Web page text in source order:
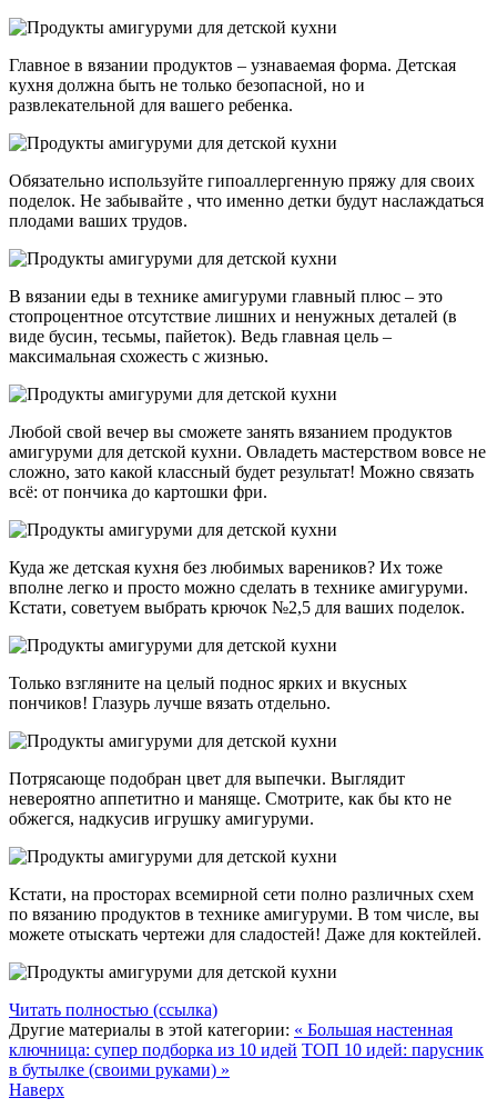
Главное в вязании продуктов – узнаваемая форма. Детская
кухня должна быть не только безопасной, но и
развлекательной для вашего ребенка.
Обязательно используйте гипоаллергенную пряжу для своих
поделок. Не забывайте , что именно детки будут наслаждаться
плодами ваших трудов.
В вязании еды в технике амигуруми главный плюс – это
стопроцентное отсутствие лишних и ненужных деталей (в
виде бусин, тесьмы, пайеток). Ведь главная цель –
максимальная схожесть с жизнью.
Любой свой вечер вы сможете занять вязанием продуктов
амигуруми для детской кухни. Овладеть мастерством вовсе не
сложно, зато какой классный будет результат! Можно связать
всё: от пончика до картошки фри.
Куда же детская кухня без любимых вареников? Их тоже
вполне легко и просто можно сделать в технике амигуруми.
Кстати, советуем выбрать крючок №2,5 для ваших поделок.
Только взгляните на целый поднос ярких и вкусных
пончиков! Глазурь лучше вязать отдельно.
Потрясающе подобран цвет для выпечки. Выглядит
невероятно аппетитно и маняще. Смотрите, как бы кто не
обжегся, надкусив игрушку амигуруми.
Кстати, на просторах всемирной сети полно различных схем
по вязанию продуктов в технике амигуруми. В том числе, вы
можете отыскать чертежи для сладостей! Даже для коктейлей.
Читать полностью (ссылка)
Другие материалы в этой категории: « Большая настенная
ключница: супер подборка из 10 идей ТОП 10 идей: парусник
в бутылке (своими руками) »
Наверх